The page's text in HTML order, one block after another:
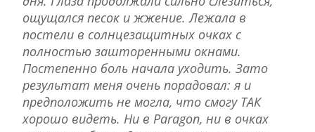
ощущался песок и жжение. Лежала в
постели в солнцезащитных очках с
полностью зашторенными окнами.
Постепенно боль начала уходить. Зато
результат меня очень порадовал: я и
предположить не могла, что смогу ТАК
хорошо видеть. Ни в Paragon, ни в очках